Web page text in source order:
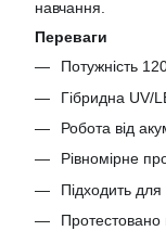
навчання.
Переваги
Потужність
Гібридна UV/
Робота від
Рівномірне
Підходить для
Протестовано